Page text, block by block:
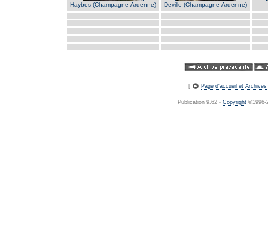
Haybes (Champagne-Ardenne) Deville (Champagne-Ardenne)
[ Page d'accueil et Archives
Publication 9.62 - Copyright©1996-